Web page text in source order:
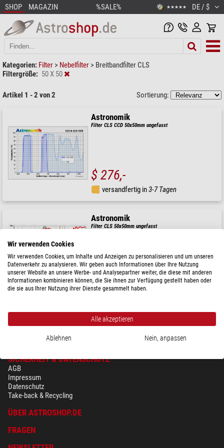
SHOP MAGAZIN %SALE% ★★★★★ DE / $
Kategorien: Filter > Nebelfilter > Breitbandfilter CLS
Filtergröße: 50 X 50
Artikel 1 - 2 von 2 Sortierung:
Astronomik
Filter CLS CCD 50x50mm ungefasst
$ 276,-
versandfertig in3-7 Tagen
Astronomik
Filter CLS 50x50mm ungefasst
$ 219,-
versandfertig in
SICHERHEIT & DATENSCHUTZ
AGB
Impressum
Datenschutz
Take-back & Recycling
ÜBER ASTROSHOP.DE
FRAGEN
Wir verwenden Cookies
Wir verwenden Cookies, um Inhalte und Anzeigen zu personalisieren und um unseren
Datenverkehr zu analysieren. Wir geben auch Informationen über Ihre Nutzung
unserer Website an unsere Werbe- und Analysepartner weiter, die diese mit anderen
Informationen kombinieren können, die Sie ihnen zur Verfügung gestellt haben oder
die sie aus Ihrer Nutzung ihrer Dienste gesammelt haben.
Alle akzeptieren
Ablehnen Nein, anpassen